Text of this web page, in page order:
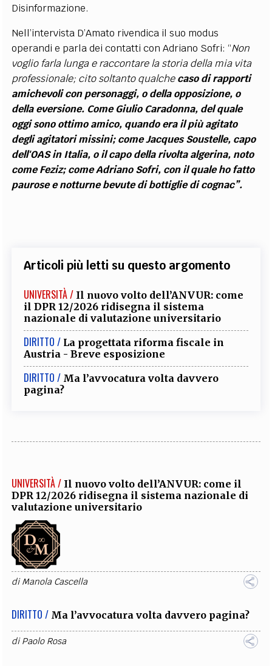
Disinformazione.
Nell’intervista D’Amato rivendica il suo modus
operandi e parla dei contatti con Adriano Sofri: “Non
voglio farla lunga e raccontare la storia della mia vita
professionale; cito soltanto qualchecaso di rapporti
amichevoli con personaggi, o della opposizione, o
della eversione. Come Giulio Caradonna, del quale
oggi sono ottimo amico, quando era il più agitato
degli agitatori missini; come Jacques Soustelle, capo
dell'OAS in Italia, o il capo della rivolta algerina, noto
come Feziz; come Adriano Sofri, con il quale ho fatto
paurose e notturne bevute di bottiglie di cognac”.
Articoli più letti su questo argomento
UNIVERSITÀ / Il nuovo volto dell’ANVUR: come
il DPR 12/2026 ridisegna il sistema
nazionale di valutazione universitario
DIRITTO / La progettata riforma fiscale in
Austria - Breve esposizione
DIRITTO / Ma l’avvocatura volta davvero
pagina?
UNIVERSITÀ / Il nuovo volto dell’ANVUR: come il
DPR 12/2026 ridisegna il sistema nazionale di
valutazione universitario
diManola Cascella
DIRITTO / Ma l’avvocatura volta davvero pagina?
diPaolo Rosa